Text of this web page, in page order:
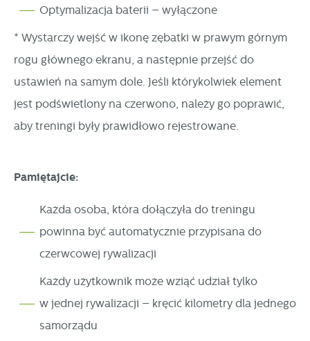
Optymalizacja baterii – wyłączone
* Wystarczy wejść w ikonę zębatki w prawym górnym
rogu głównego ekranu, a następnie przejść do
ustawień na samym dole. Jeśli którykolwiek element
jest podświetlony na czerwono, należy go poprawić,
aby treningi były prawidłowo rejestrowane.
Pamiętajcie:
Każda osoba, która dołączyła do treningu
powinna być automatycznie przypisana do
czerwcowej rywalizacji
Każdy użytkownik może wziąć udział tylko
w jednej rywalizacji – kręcić kilometry dla jednego
samorządu